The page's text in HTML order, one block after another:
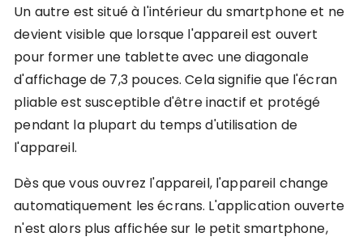
Un autre est situé à l'intérieur du smartphone et ne
devient visible que lorsque l'appareil est ouvert
pour former une tablette avec une diagonale
d'affichage de 7,3 pouces. Cela signifie que l'écran
pliable est susceptible d'être inactif et protégé
pendant la plupart du temps d'utilisation de
l'appareil.
Dès que vous ouvrez l'appareil, l'appareil change
automatiquement les écrans. L'application ouverte
n'est alors plus affichée sur le petit smartphone,